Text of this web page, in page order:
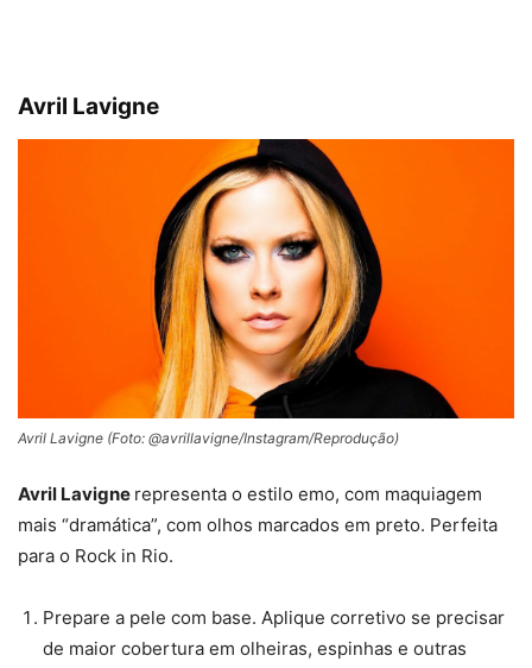
Avril Lavigne
Avril Lavigne (Foto: @avrillavigne/Instagram/Reprodução)
Avril Lavigne representa o estilo emo, com maquiagem
mais “dramática”, com olhos marcados em preto. Perfeita
para o Rock in Rio.
Prepare a pele com base. Aplique corretivo se precisar
de maior cobertura em olheiras, espinhas e outras